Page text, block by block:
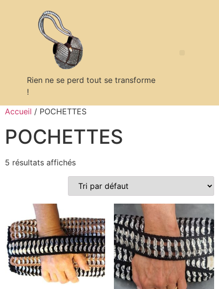
Rien ne se perd tout se transforme
!
Accueil / POCHETTES
POCHETTES
5 résultats affichés